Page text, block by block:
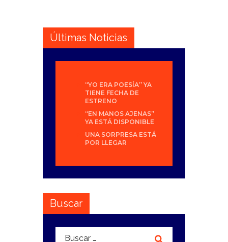
Últimas Noticias
“YO ERA POESÍA” YA
TIENE FECHA DE
ESTRENO
“EN MANOS AJENAS”
YA ESTÁ DISPONIBLE
UNA SORPRESA ESTÁ
POR LLEGAR
Buscar
Buscar: